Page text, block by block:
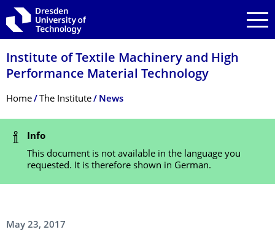
Skip to main navigation
Skip to search
Skip to content
Institute of Textile Machinery and High
Performance Material Technology
Breadcrumb Menu
Home The Institute News
Status Message
Info
This document is not available in the language you
requested. It is therefore shown in German.
May 23, 2017